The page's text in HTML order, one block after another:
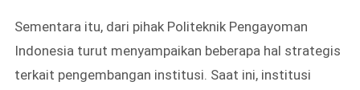
Sementara itu, dari pihak Politeknik Pengayoman
Indonesia turut menyampaikan beberapa hal strategis
terkait pengembangan institusi. Saat ini, institusi